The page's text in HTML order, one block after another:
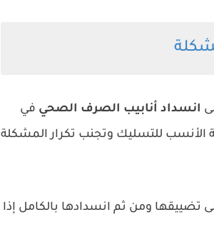
انسداد أنابيب الصرف الصحي في
الأنسب للتسليك وتجنب تكرار المشكلة
تضييقها ومن ثم انسدادها بالكامل إذا